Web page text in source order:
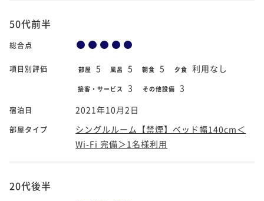
50代前半
総合点
項目別評価 部屋 5 風呂 5 朝食 5 夕食 利用なし
接客・サービス 3 その他設備 3
宿泊日 2021年10月2日
部屋タイプ
シングルルーム【禁煙】ベッド幅140cm＜
Wi-Fi 完備＞1名様利用
20代後半